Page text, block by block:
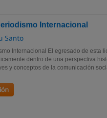
Internacional
Santo
Internacional El egresado de esta
dentro de una perspectiva
y conceptos de la comunicación